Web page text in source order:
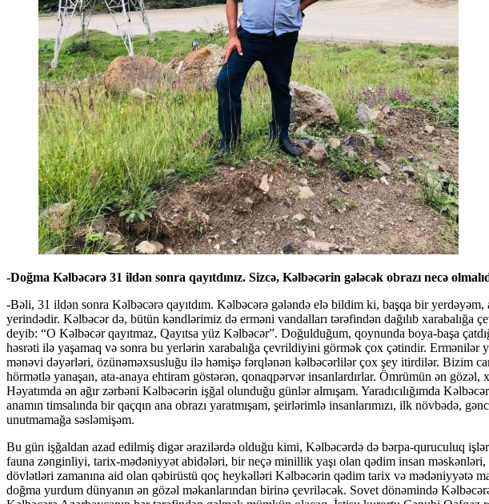
-Doğma Kəlbəcərə 31 ildən sonra qayıtdınız. Sizcə, Kəlbəcərin gələcək obrazı necə
-Bəli, 31 ildən sonra Kəlbəcərə qayıtdım. Kəlbəcərə gələndə elə bildim ki, başqa bir yerdəyəm,
yerindədir. Kəlbəcər də, bütün kəndlərimiz də erməni vandalları tərəfindən dağılıb
deyib: “O Kəlbəcər qayıtmaz, Qayıtsa yüz Kəlbəcər”. Doğulduğum, qoynunda boya-başa
həsrəti ilə yaşamaq və sonra bu yerlərin xarabalığa çevrildiyini görmək çox çətindir. Ermənilər
mənəvi dəyərləri, özünəməxsusluğu ilə həmişə fərqlənən kəlbəcərlilər çox şey itirdilər. Bizim
hörmətlə yanaşan, ata-anaya ehtiram göstərən, qonaqpərvər insanlardırlar. Ömrümün ən
Həyatımda ən ağır zərbəni Kəlbəcərin işğal olunduğu günlər almışam. Yaradıcılığımda
anamın timsalında bir qaçqın ana obrazı yaratmışam, şeirlərimlə insanlarımızı, ilk növbədə,
unutmamağa səsləmişəm.
Bu gün işğaldan azad edilmiş digər ərazilərdə olduğu kimi, Kəlbəcərdə də bərpa-quruculuq
fauna zənginliyi, tarix-mədəniyyət abidələri, bir neçə minillik yaşı olan qədim insan
dövlətləri zamanına aid olan qəbirüstü qoç heykəlləri Kəlbəcərin qədim tarix və mədəniyyətə
doğma yurdum dünyanın ən gözəl məkanlarından birinə çevriləcək. Sovet dönəmində